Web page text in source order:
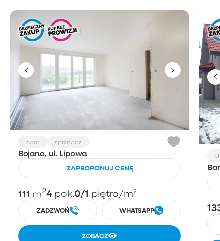
dom sprzedaż
Bojano, ul. Lipowa
ZAPROPONUJ CENĘ
111 m24 pok.0/1 piętro/m²
ZADZWOŃ WHATSAPP
ZOBACZ